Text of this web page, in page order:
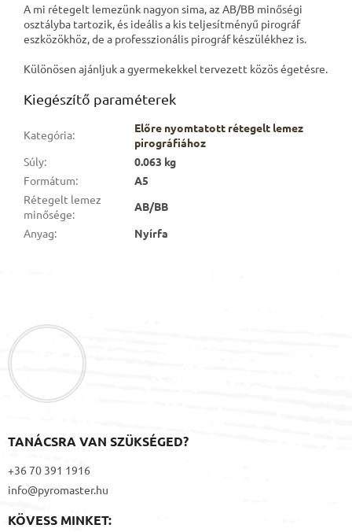
A mi rétegelt lemezünk nagyon sima, az AB/BB minőségi
osztályba tartozik, és ideális a kis teljesítményű pirográf
eszközökhöz, de a professzionális pirográf készülékhez is.
Különösen ajánljuk a gyermekekkel tervezett közös égetésre.
Kiegészítő paraméterek
Kategória:
Előre nyomtatott rétegelt lemez
pirográfiához
Súly:
0.063 kg
Formátum:
A5
Rétegelt lemez
minősége:
AB/BB
Anyag: Nyírfa
TANÁCSRA VAN SZÜKSÉGED?
+36 70 391 1916
info@pyromaster.hu
KÖVESS MINKET: